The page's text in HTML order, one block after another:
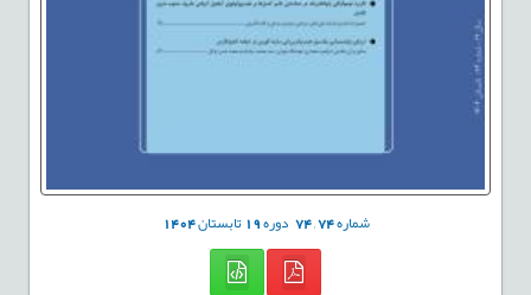
شماره74
,
74 دوره19تابستان1404